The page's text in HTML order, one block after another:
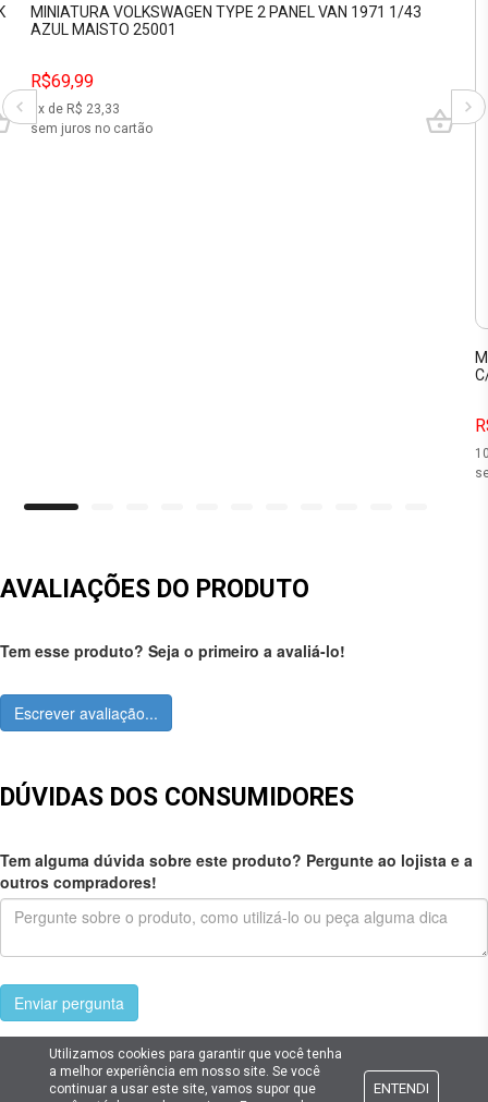
MINIATURA VOLKSWAGEN TYPE 2 PANEL VAN 1971 1/43
AZUL MAISTO 25001
R$69,99
3x de R$ 23,33
sem juros no cartão
AVALIAÇÕES DO PRODUTO
Tem esse produto? Seja o primeiro a avaliá-lo!
Escrever avaliação...
DÚVIDAS DOS CONSUMIDORES
Tem alguma dúvida sobre este produto? Pergunte ao lojista e a
outros compradores!
Enviar pergunta
Utilizamos cookies para garantir que você tenha
a melhor experiência em nosso site. Se você
continuar a usar este site, vamos supor que
ENTENDI